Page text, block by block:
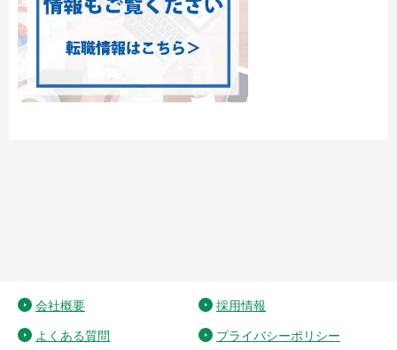
会社概要 採用情報
よくある質問 プライバシーポリシー